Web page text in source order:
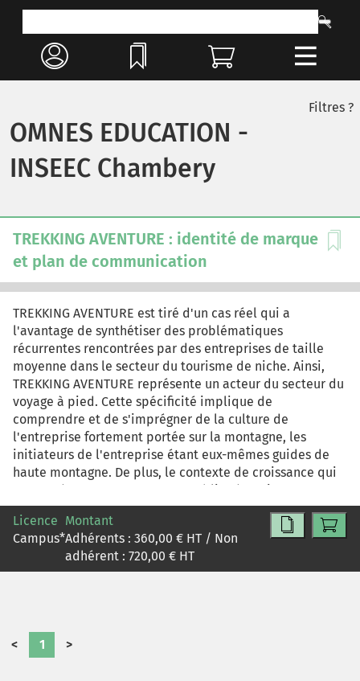
OMNES EDUCATION -
INSEEC Chambery
Filtres ?
TREKKING AVENTURE : identité de marque
et plan de communication
TREKKING AVENTURE est tiré d'un cas réel qui a
l'avantage de synthétiser des problématiques
récurrentes rencontrées par des entreprises de taille
moyenne dans le secteur du tourisme de niche. Ainsi,
TREKKING AVENTURE représente un acteur du secteur du
voyage à pied. Cette spécificité implique de
comprendre et de s'imprégner de la culture de
l'entreprise fortement portée sur la montagne, les
initiateurs de l'entreprise étant eux-mêmes guides de
haute montagne. De plus, le contexte de croissance qui
se pose à TREKKING AVENTURE oblige à envisager une
évolution des pratiques de l'entreprise tout en veillant à
la cohérence de son identité de marque. C'est dans cet
environnement que TREKKING AVENTURE a vu son
effectif croître de 2.5 en trois ans, et qu'un poste de
rassembler autour de la dynamique d'entreprise. Les
objectifs à remplir seront de traduire puis de
Licence
Campus*
Montant
Adhérents : 360,00 € HT / Non
adhérent : 720,00 € HT
< 1 >